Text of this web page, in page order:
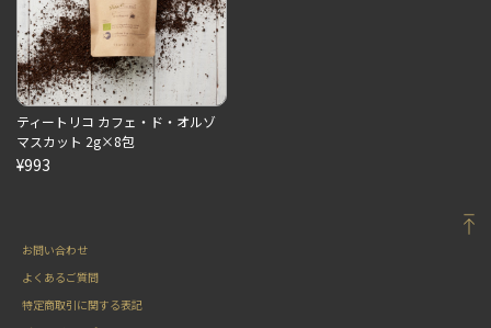
ティートリコ カフェ・ド・オルゾ
マスカット 2g×8包
¥993
お問い合わせ
よくあるご質問
特定商取引に関する表記